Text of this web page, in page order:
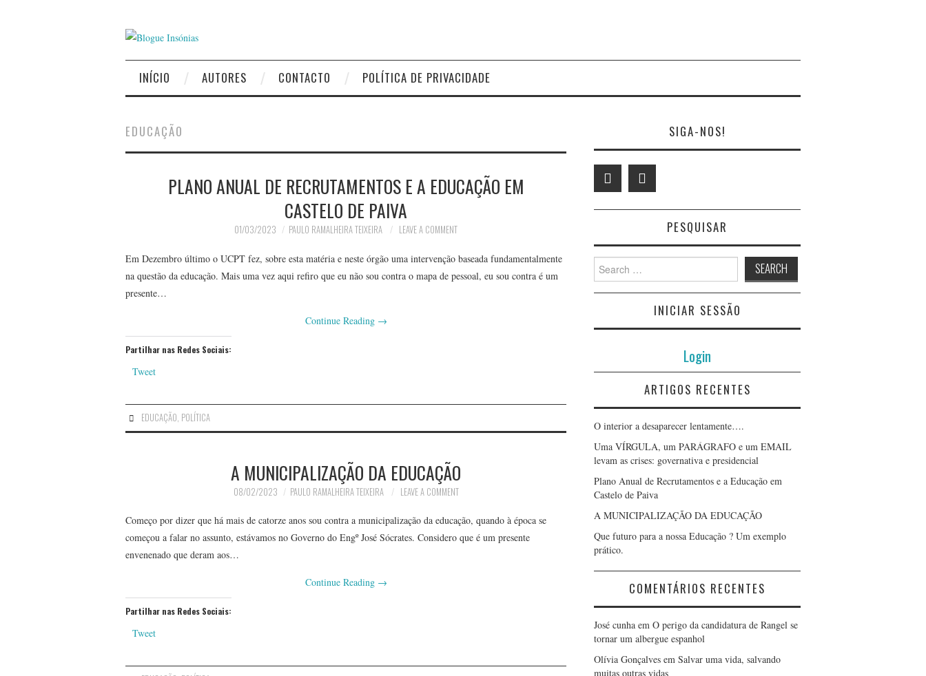
INÍCIO AUTORES CONTACTO POLÍTICA DE PRIVACIDADE
EDUCAÇÃO
PLANO ANUAL DE RECRUTAMENTOS E A EDUCAÇÃO EM
CASTELO DE PAIVA
01/03/2023 PAULO RAMALHEIRA TEIXEIRA LEAVE A COMMENT
Em Dezembro último o UCPT fez, sobre esta matéria e neste órgão uma intervenção baseada fundamentalmente
na questão da educação. Mais uma vez aqui refiro que eu não sou contra o mapa de pessoal, eu sou contra é um
presente…
Continue Reading →
Partilhar nas Redes Sociais:
Tweet
EDUCAÇÃO, POLÍTICA
A MUNICIPALIZAÇÃO DA EDUCAÇÃO
08/02/2023 PAULO RAMALHEIRA TEIXEIRA LEAVE A COMMENT
Começo por dizer que há mais de catorze anos sou contra a municipalização da educação, quando à época se
começou a falar no assunto, estávamos no Governo do Engº José Sócrates. Considero que é um presente
envenenado que deram aos…
Continue Reading →
Partilhar nas Redes Sociais:
Tweet
SIGA-NOS!
PESQUISAR
Search
for:
INICIAR SESSÃO
Login
ARTIGOS RECENTES
O interior a desaparecer lentamente….
Uma VÍRGULA, um PARÁGRAFO e um EMAIL
levam as crises: governativa e presidencial
Plano Anual de Recrutamentos e a Educação em
Castelo de Paiva
A MUNICIPALIZAÇÃO DA EDUCAÇÃO
Que futuro para a nossa Educação ? Um exemplo
prático.
COMENTÁRIOS RECENTES
José cunha em O perigo da candidatura de Rangel se
tornar um albergue espanhol
Olívia Gonçalves em Salvar uma vida, salvando
muitas outras vidas